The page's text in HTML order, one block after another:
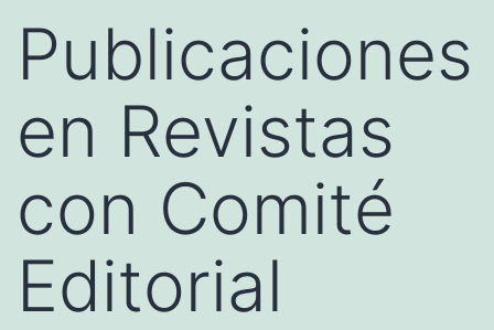
Publicaciones
en Revistas
con Comité
Editorial